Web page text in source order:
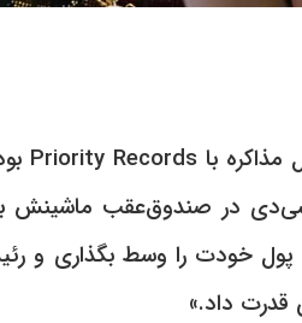
در صندوق‌عقب ماشینش
خودت را وسط بگذاری و
قدرت داد.»